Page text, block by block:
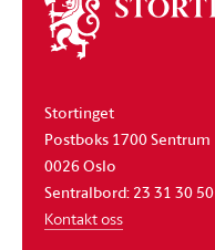
Om
stortinget
Stortinget
Postboks 1700 Sentrum
0026 Oslo
Sentralbord: 23 31 30 50
Kontakt oss